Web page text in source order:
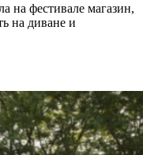
на фестивале магазин,
на диване и